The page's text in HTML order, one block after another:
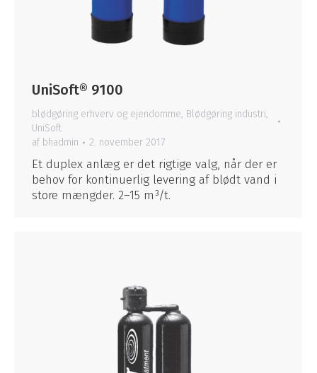
UniSoft® 9100
blødgøring erhverv og ejendomme, Blødgøring industri,
UniSoft
af bhadmin 2. november 2017
Et duplex anlæg er det rigtige valg, når der er
behov for kontinuerlig levering af blødt vand i
store mængder. 2–15 m³/t.